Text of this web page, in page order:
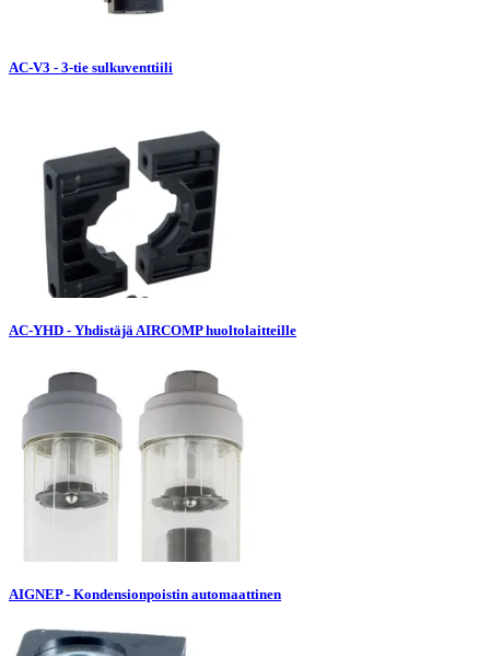
AC-V3 - 3-tie sulkuventtiili
AC-YHD - Yhdistäjä AIRCOMP huoltolaitteille
AIGNEP - Kondensionpoistin automaattinen